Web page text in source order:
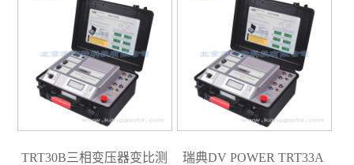
TRT30B三相变压器变比测
瑞典DV POWER TRT33A